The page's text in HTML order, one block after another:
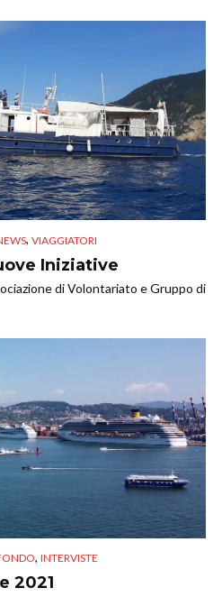
, VIAGGIATORI
Iniziative
di Volontariato e Gruppo di
, INTERVISTE
2021